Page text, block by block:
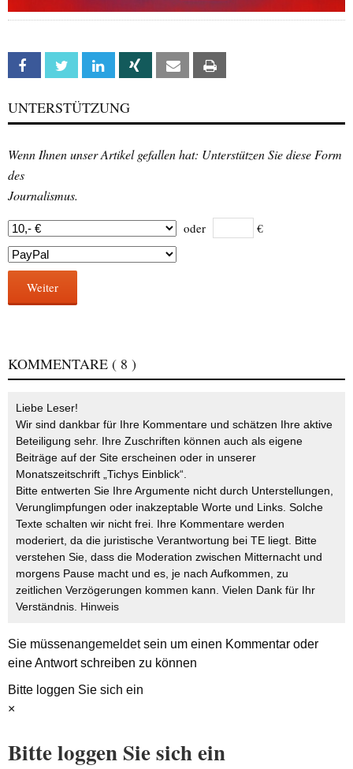
Facebook Twitter Linkedin Xing Email
UNTERSTÜTZUNG
Wenn Ihnen unser Artikel gefallen hat: Unterstützen Sie diese Form
des
Journalismus.
oder €
Weiter
KOMMENTARE ( 8 )
Liebe Leser!
Wir sind dankbar für Ihre Kommentare und schätzen Ihre aktive
Beteiligung sehr. Ihre Zuschriften können auch als eigene
Beiträge auf der Site erscheinen oder in unserer
Monatszeitschrift „Tichys Einblick“.
Bitte entwerten Sie Ihre Argumente nicht durch Unterstellungen,
Verunglimpfungen oder inakzeptable Worte und Links. Solche
Texte schalten wir nicht frei. Ihre Kommentare werden
moderiert, da die juristische Verantwortung bei TE liegt. Bitte
verstehen Sie, dass die Moderation zwischen Mitternacht und
morgens Pause macht und es, je nach Aufkommen, zu
zeitlichen Verzögerungen kommen kann. Vielen Dank für Ihr
Verständnis. Hinweis
Sie müssenangemeldetsein um einen Kommentar oder
eine Antwort schreiben zu können
Bitte loggen Sie sich ein
×
Bitte loggen Sie sich ein